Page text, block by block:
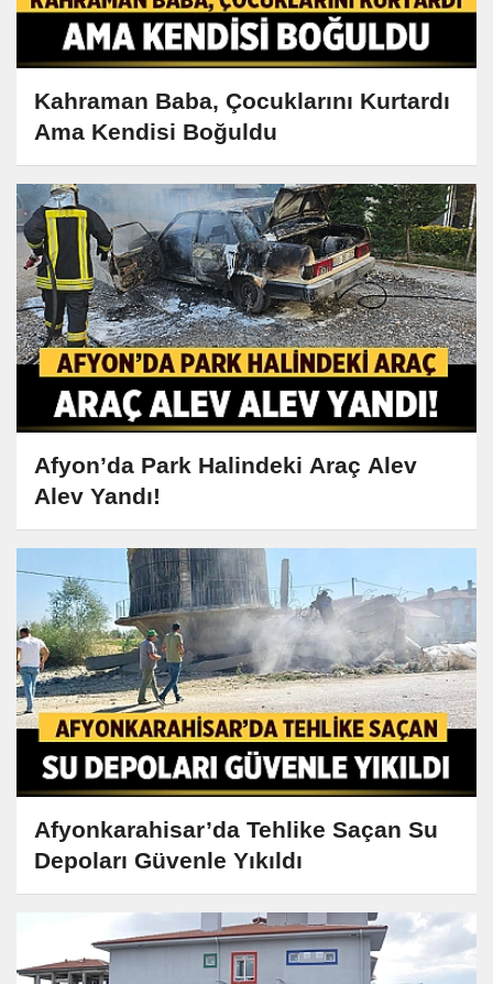
Kahraman Baba, Çocuklarını Kurtardı
Ama Kendisi Boğuldu
Afyon’da Park Halindeki Araç Alev
Alev Yandı!
Afyonkarahisar’da Tehlike Saçan Su
Depoları Güvenle Yıkıldı